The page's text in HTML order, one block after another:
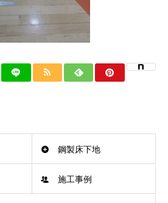
鋼製床下地
施工事例